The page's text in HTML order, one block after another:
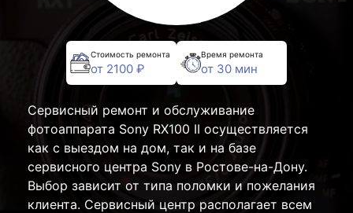
Стоимость ремонта
от 2100 ₽
Время ремонта
от 30 мин
Сервисный ремонт и обслуживание
фотоаппарата Sony RX100 II осуществляется
как с выездом на дом, так и на базе
сервисного центра Sony в Ростове-на-Дону.
Выбор зависит от типа поломки и пожелания
клиента. Сервисный центр располагает всем